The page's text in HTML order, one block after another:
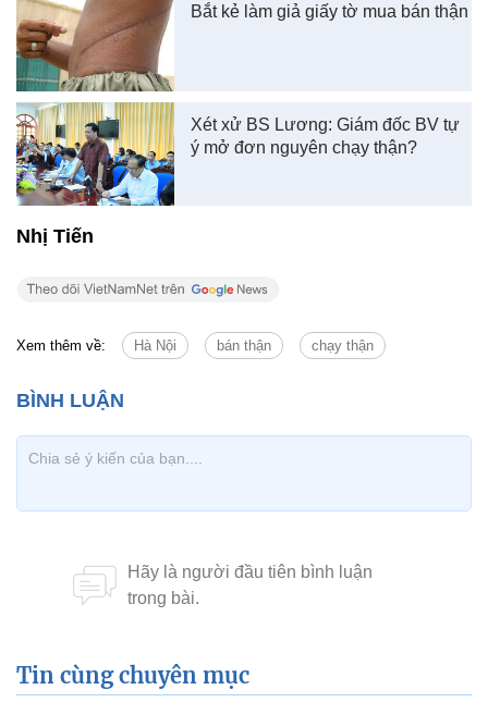
Bắt kẻ làm giả giấy tờ mua bán thận
Xét xử BS Lương: Giám đốc BV tự
ý mở đơn nguyên chạy thận?
Nhị Tiến
Xem thêm về: Hà Nội bán thận chạy thận
Tin cùng chuyên mục